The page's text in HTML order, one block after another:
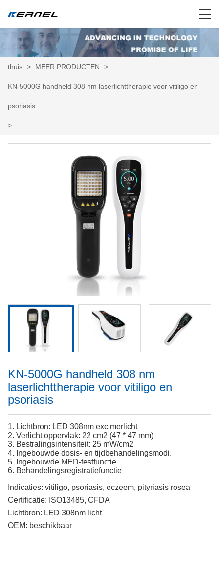
thuis > MEER PRODUCTEN >
KN-5000G handheld 308 nm laserlichttherapie voor vitiligo en
psoriasis
>
KN-5000G handheld 308 nm
laserlichttherapie voor vitiligo en
psoriasis
1. Lichtbron: LED 308nm excimerlicht
2. Verlicht oppervlak: 22 cm2 (47 * 47 mm)
3. Bestralingsintensiteit: 25 mW/cm2
4. Ingebouwde dosis- en tijdbehandelingsmodi.
5. Ingebouwde MED-testfunctie
6. Behandelingsregistratiefunctie
Indicaties: vitiligo, psoriasis, eczeem, pityriasis rosea
Certificatie: ISO13485, CFDA
Lichtbron: LED 308nm licht
OEM: beschikbaar